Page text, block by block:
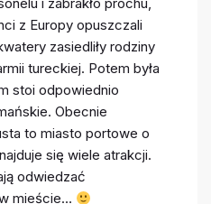
z Europy opuszczali
zasiedliły rodziny
tureckiej. Potem była
stoi odpowiednio
Obecnie
to miasto portowe o
się wiele atrakcji.
odwiedzać
mieście…